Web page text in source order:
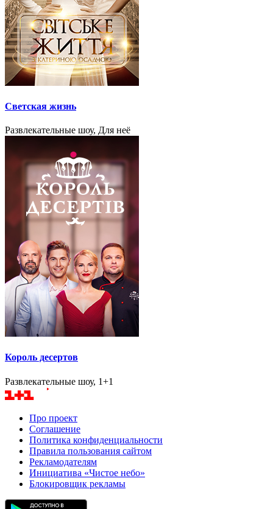
Светская жизнь
Развлекательные шоу, Для неё
Король десертов
Развлекательные шоу, 1+1
Про проект
Соглашение
Политика конфиденциальности
Правила пользования сайтом
Рекламодателям
Инициатива «Чистое небо»
Блокировщик рекламы